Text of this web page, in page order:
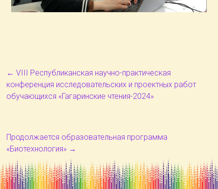
← VIII Республиканская научно-практическая
конференция исследовательских и проектных работ
обучающихся «Гагаринские чтения-2024»
Продолжается образовательная программа
«Биотехнология» →